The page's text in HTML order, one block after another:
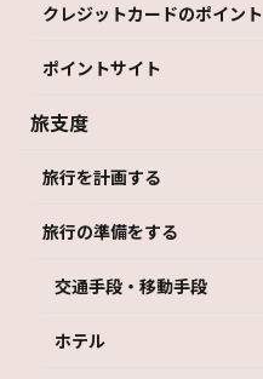
クレジットカードのポイント
ポイントサイト
旅支度
旅行を計画する
旅行の準備をする
交通手段・移動手段
ホテル